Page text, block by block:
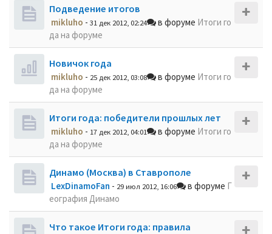
Подведение итогов
mikluho - 31 дек 2012, 02:24 в форуме Итоги го
да на форуме
Новичок года
mikluho - 25 дек 2012, 03:08 в форуме Итоги го
да на форуме
Итоги года: победители прошлых лет
mikluho - 17 дек 2012, 04:01 в форуме Итоги го
да на форуме
Динамо (Москва) в Ставрополе
LexDinamoFan - 29 июл 2012, 16:06 в форуме Г
еография Динамо
Что такое Итоги года: правила